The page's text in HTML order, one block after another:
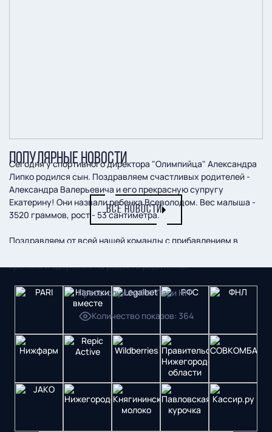
Сегодня у спортивного директора "Олимпийца" Александра
Липко родился сын. Поздравляем счастливых родителей -
Александра Валерьевича и его прекрасную супругу
Екатерину! Они назвали ребенка Всеволодом. Вес малыша -
3520 граммов, рост - 53 сантиметра.
Поздравляем от всей нашей команды с прибавлением в
крепким и здоровым на радость родителям!
Пресс-служба ФК "Пари НН"
Количество показов: 364
ПОПУЛЯРНЫЕ НОВОСТИ
ВСЕ НОВОСТИ